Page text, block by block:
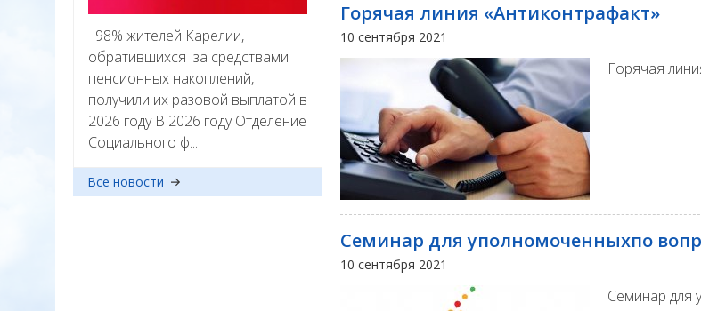
98% жителей Карелии,
обратившихся за средствами
пенсионных накоплений,
получили их разовой выплатой в
2026 году В 2026 году Отделение
Социального ф...
Все новости
Горячая линия «Антиконтрафакт»
10 сентября 2021
Горячая
Семинар для уполномоченныхпо
10 сентября 2021
Семинар для